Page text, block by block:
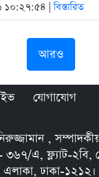
১০:২৭:৫৪ |বিস্তারিত
আরও
যোগাযোগ
,
- ৩৬৭/এ, ফ্ল্যাট-
ঢাকা-